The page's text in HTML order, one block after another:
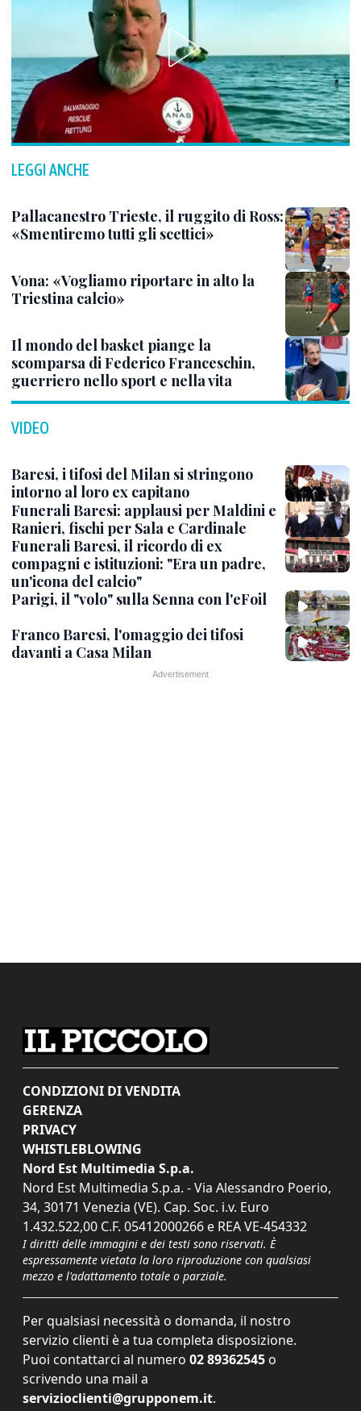
LEGGI ANCHE
Pallacanestro Trieste, il ruggito di Ross:
«Smentiremo tutti gli scettici»
Vona: «Vogliamo riportare in alto la
Triestina calcio»
Il mondo del basket piange la
scomparsa di Federico Franceschin,
guerriero nello sport e nella vita
VIDEO
Baresi, i tifosi del Milan si stringono
intorno al loro ex capitano
Funerali Baresi: applausi per Maldini e
Ranieri, fischi per Sala e Cardinale
Funerali Baresi, il ricordo di ex
compagni e istituzioni: "Era un padre,
un'icona del calcio"
Parigi, il "volo" sulla Senna con l'eFoil
Franco Baresi, l'omaggio dei tifosi
davanti a Casa Milan
CONDIZIONI DI VENDITA
GERENZA
PRIVACY
WHISTLEBLOWING
Nord Est Multimedia S.p.a.
Nord Est Multimedia S.p.a. - Via Alessandro Poerio,
34, 30171 Venezia (VE). Cap. Soc. i.v. Euro
1.432.522,00 C.F. 05412000266 e REA VE-454332
I diritti delle immagini e dei testi sono riservati. È
espressamente vietata la loro riproduzione con qualsiasi
mezzo e l'adattamento totale o parziale.
Per qualsiasi necessità o domanda, il nostro
servizio clienti è a tua completa disposizione.
Puoi contattarci al numero 02 89362545 o
scrivendo una mail a
servizioclienti@grupponem.it.